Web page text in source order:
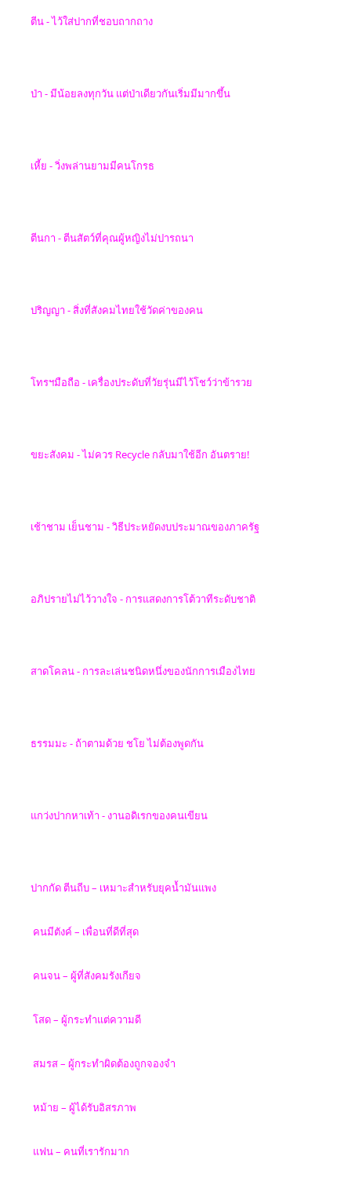
ตีน - ไว้ใส่ปากที่ชอบถากถาง
ป่า - มีน้อยลงทุกวัน แต่ป่าเดียวกันเริ่มมีมากขึ้น
เหี้ย - วิ่งพล่านยามมีคนโกรธ
ตีนกา - ตีนสัตว์ที่คุณผู้หญิงไม่ปารถนา
ปริญญา - สิ่งที่สังคมไทยใช้วัดค่าของคน
โทรฯมือถือ - เครื่องประดับที่วัยรุ่นมีไว้โชว์ว่าข้ารวย
ขยะสังคม -ไม่ควร Recycle กลับมาใช้อีก อันตราย!
เช้าชาม เย็นชาม -วิธีประหยัดงบประมาณของภาครัฐ
อภิปรายไม่ไว้วางใจ - การแสดงการโต้วาทีระดับชาติ
สาดโคลน - การละเล่นชนิดหนึ่งของนักการเมืองไทย
ธรรมมะ - ถ้าตามด้วย ชโย ไม่ต้องพูดกัน
แกว่งปากหาเท้า - งานอดิเรกของคนเขียน
ปากกัด ตีนถีบ– เหมาะสำหรับยุคน้ำมันแพง
คนมีตังค์ – เพื่อนที่ดีที่สุด
คนจน– ผู้ที่สังคมรังเกียจ
โสด– ผู้กระทำแต่ความดี
สมรส– ผู้กระทำผิดต้องถูกจองจำ
หม้าย – ผู้ได้รับอิสรภาพ
แฟน– คนที่เรารักมาก